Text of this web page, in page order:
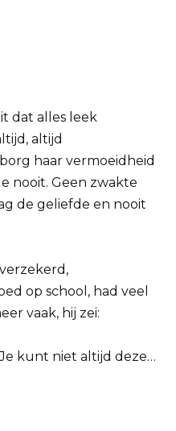
dat alles leek
altijd
haar vermoeidheid
nooit. Geen zwakte
de geliefde en nooit
op school, had veel
vaak, hij zei:
kunt niet altijd deze…